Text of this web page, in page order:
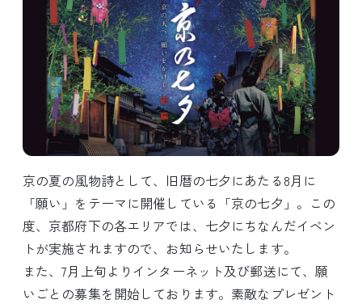
京の夏の風物詩として、旧暦の七夕にあたる8月に
「願い」をテーマに開催している「京の七夕」。この
度、京都府下の各エリアでは、七夕にちなんだイベン
トが実施されますので、お知らせいたします。
また、7月上旬よりインターネット及び郵送にて、願
いごとの募集を開始しております。素敵なプレゼント